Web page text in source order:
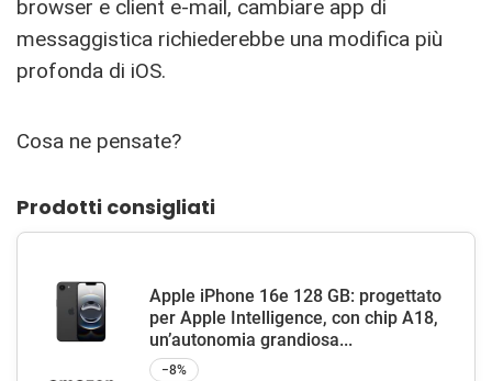
browser e client e-mail, cambiare app di
messaggistica richiederebbe una modifica più
profonda di iOS.
Cosa ne pensate?
Prodotti consigliati
Apple iPhone 16e 128 GB: progettato
per Apple Intelligence, con chip A18,
un’autonomia grandiosa...
−8%